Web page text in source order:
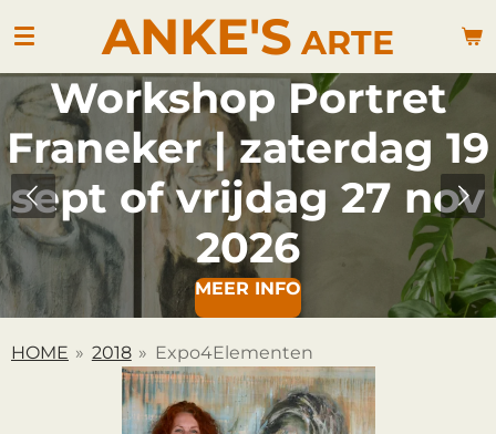
Ga
direct
naar
de
hoofdinhoud
ANKE'S ARTE
Workshop Portret
Franeker | zaterdag 19
sept of vrijdag 27 nov
2026
MEER INFO
HOME » 2018 » Expo4Elementen